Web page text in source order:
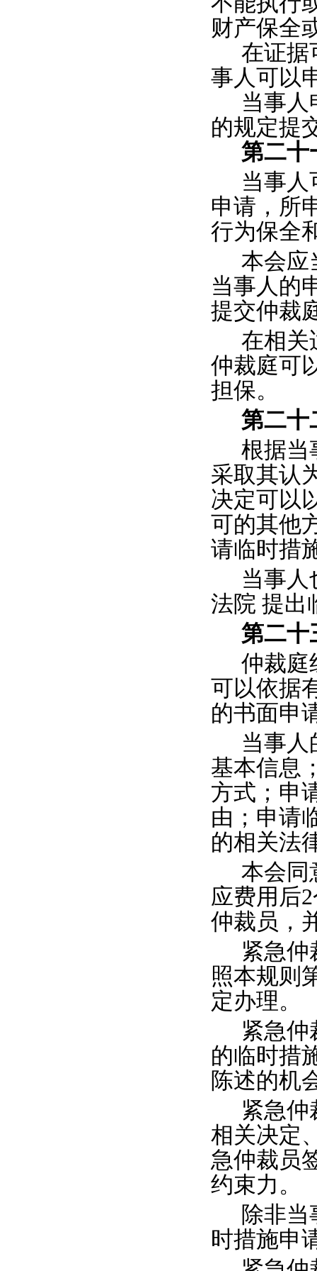
财产保全
在证据
事人可以
当事人
的规定提
第二十
当事人
申请，所
行为保全
本会应
当事人的
提交仲裁
在相关
仲裁庭可
担保。
第二十
根据当
采取其认
决定可以
可的其他
请临时措
当事人
法院 提出
第二十
仲裁庭
可以依据
的书面申
当事人
基本信息
方式；申
由；申请
的相关法
本会同
应费用后
仲裁员，
紧急仲
照本规则
定办理。
紧急仲
的临时措
陈述的机
紧急仲
相关决定
急仲裁员
约束力。
除非
时措施申